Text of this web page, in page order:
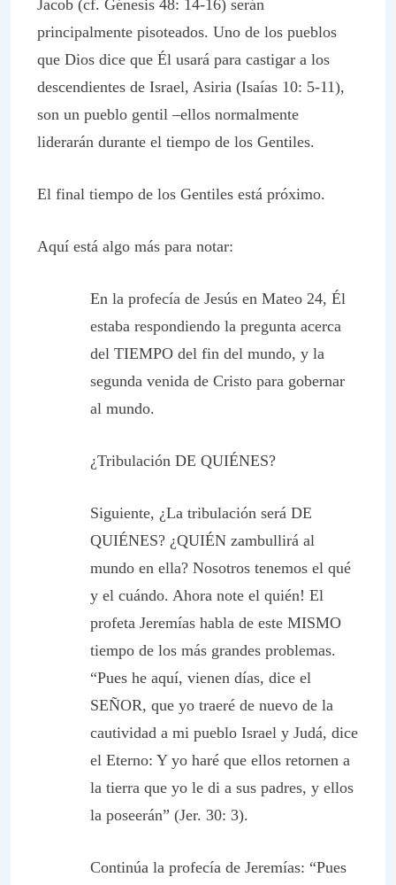
Jacob (cf. Génesis 48: 14-16) serán
principalmente pisoteados. Uno de los pueblos
que Dios dice que Él usará para castigar a los
descendientes de Israel, Asiria (Isaías 10: 5-11),
son un pueblo gentil –ellos normalmente
liderarán durante el tiempo de los Gentiles.
El final tiempo de los Gentiles está próximo.
Aquí está algo más para notar:
En la profecía de Jesús en Mateo 24, Él
estaba respondiendo la pregunta acerca
del TIEMPO del fin del mundo, y la
segunda venida de Cristo para gobernar
al mundo.
¿Tribulación DE QUIÉNES?
Siguiente, ¿La tribulación será DE
QUIÉNES? ¿QUIÉN zambullirá al
mundo en ella? Nosotros tenemos el qué
y el cuándo. Ahora note el quién! El
profeta Jeremías habla de este MISMO
tiempo de los más grandes problemas.
“Pues he aquí, vienen días, dice el
SEÑOR, que yo traeré de nuevo de la
cautividad a mi pueblo Israel y Judá, dice
el Eterno: Y yo haré que ellos retornen a
la tierra que yo le di a sus padres, y ellos
la poseerán” (Jer. 30: 3).
Continúa la profecía de Jeremías: “Pues